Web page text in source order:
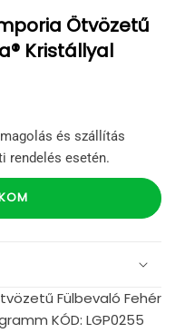
Ötvözetű
Kristállyal
és szállítás
rendelés esetén.
Fülbevaló Fehér
KÓD: LGP0255